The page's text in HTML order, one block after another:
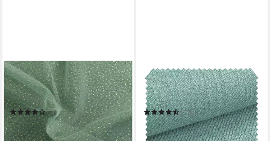
MADDMA
Stoff Tüll mit Glitzer Fasching
Kostümstoff 1 x 1,5 m
Meterware
(4)
6,54 €
(4,36 €/ 1 qm)
NOVELY®
Stoff exquisit DECORETTO -
Polsterstoff im Naturfaser
Look
(13)
7,99 €
(7,99 €/ 1 m)